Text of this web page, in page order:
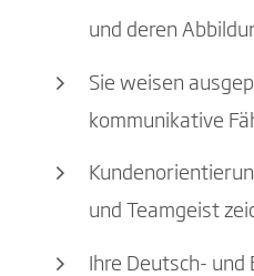
und deren
Sie weisen
kommunikative
und Teamgeist
Ihre Deutsch-